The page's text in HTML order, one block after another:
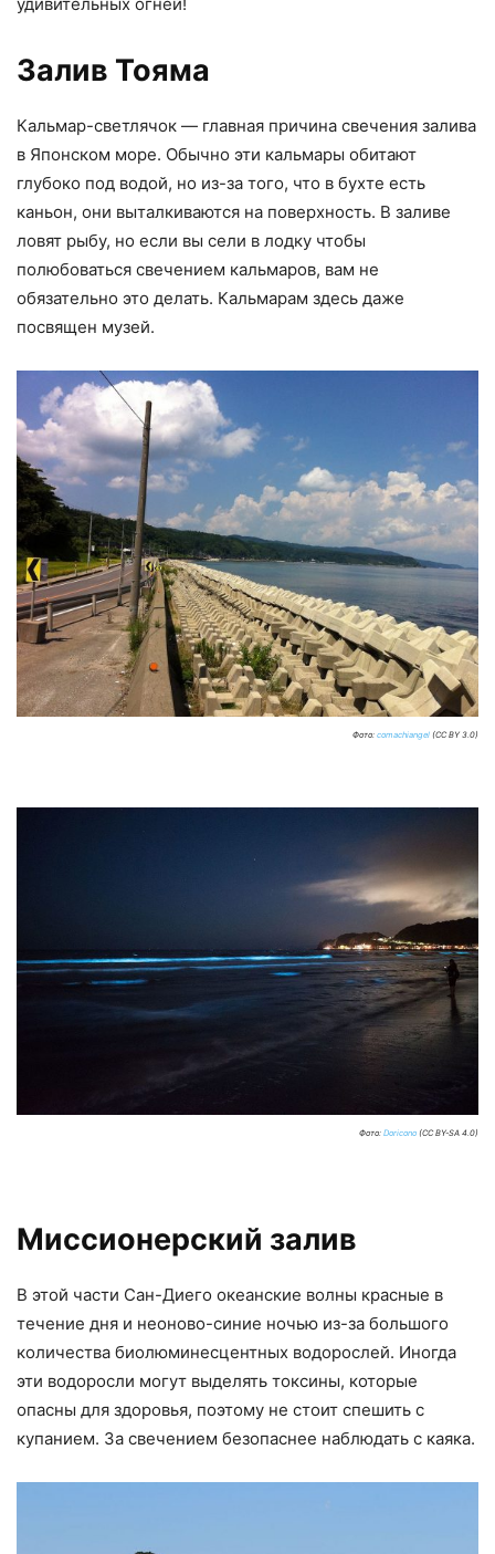
удивительных огней!
Залив Тояма
Кальмар-светлячок — главная причина свечения залива
в Японском море. Обычно эти кальмары обитают
глубоко под водой, но из-за того, что в бухте есть
каньон, они выталкиваются на поверхность. В заливе
ловят рыбу, но если вы сели в лодку чтобы
полюбоваться свечением кальмаров, вам не
обязательно это делать. Кальмарам здесь даже
посвящен музей.
Фото: comachiangel (CC BY 3.0)
Фото: Doricono (CC BY-SA 4.0)
Миссионерский залив
В этой части Сан-Диего океанские волны красные в
течение дня и неоново-синие ночью из-за большого
количества биолюминесцентных водорослей. Иногда
эти водоросли могут выделять токсины, которые
опасны для здоровья, поэтому не стоит спешить с
купанием. За свечением безопаснее наблюдать с каяка.